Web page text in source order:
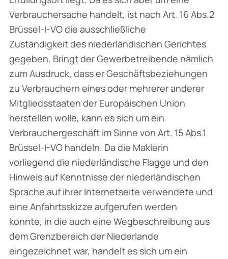
Verbrauchersache handelt, ist nach Art. 16 Abs.2
Brüssel-I-VO die ausschließliche
Zuständigkeit des niederländischen Gerichtes
gegeben. Bringt der Gewerbetreibende nämlich
zum Ausdruck, dass er Geschäftsbeziehungen
zu Verbrauchern eines oder mehrerer anderer
Mitgliedsstaaten der Europäischen Union
herstellen wolle, kann es sich um ein
Verbrauchergeschäft im Sinne von Art. 15 Abs.1
Brüssel-I-VO handeln. Da die Maklerin
vorliegend die niederländische Flagge und den
Hinweis auf Kenntnisse der niederländischen
Sprache auf ihrer Internetseite verwendete und
eine Anfahrtsskizze aufgerufen werden
konnte, in die auch eine Wegbeschreibung aus
dem Grenzbereich der Niederlande
eingezeichnet war, handelt es sich um ein